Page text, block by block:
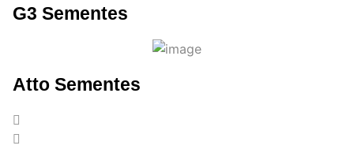
G3 Sementes
Atto Sementes